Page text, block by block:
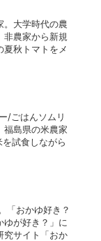
関わった。主
コンサルなどに
www.ijas.co.jp/
。大学時代の農
非農家から新規
夏秋トマトをメ
/ごはんソムリ
福島県の米農家
試食しながら
食育にも目を
真 ©杉山晃造
「おかゆ好き？
ゆが好き？」に
究サイト「おか